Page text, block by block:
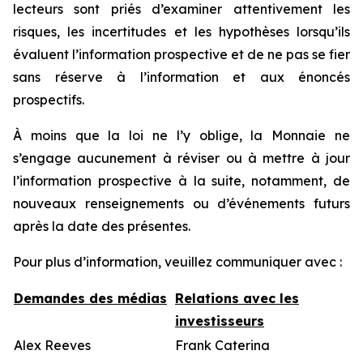
lecteurs sont priés d’examiner attentivement les
risques, les incertitudes et les hypothèses lorsqu’ils
évaluent l’information prospective et de ne pas se fier
sans réserve à l’information et aux énoncés
prospectifs.
À moins que la loi ne l’y oblige, la Monnaie ne
s’engage aucunement à réviser ou à mettre à jour
l’information prospective à la suite, notamment, de
nouveaux renseignements ou d’événements futurs
après la date des présentes.
Pour plus d’information, veuillez communiquer avec :
Demandes des médias Relations avec les
investisseurs
Alex Reeves
Frank Caterina